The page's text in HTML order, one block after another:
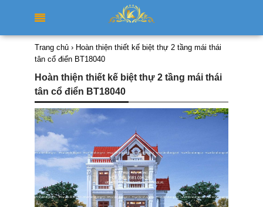
Trang chủ › Hoàn thiện thiết kế biệt thự 2 tầng mái thái
tân cổ điển BT18040
Hoàn thiện thiết kế biệt thự 2 tầng mái thái
tân cổ điển BT18040